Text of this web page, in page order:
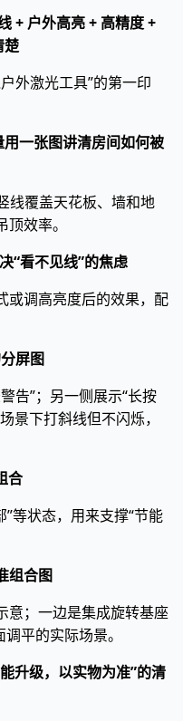
+ 户外高亮 + 高精度 +
楚
外激光工具”的第一印
一张图讲清房间如何被
线覆盖天花板、墙和地
效率。
“看不见线”的焦虑
或调高亮度后的效果，配
屏图
告”；另一侧展示“长按
下打斜线但不闪烁，
合
”等状态，用来支撑“节能
组合图
意；一边是集成旋转基座
平的实际场景。
升级，以实物为准”的清